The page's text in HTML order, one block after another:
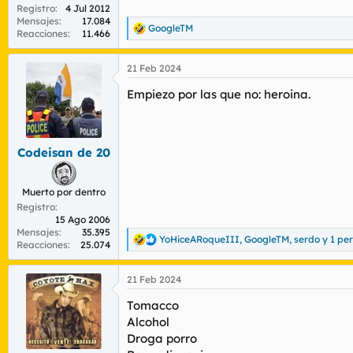
Registro
4 Jul 2012
Mensajes
17.084
Reacciones
11.466
R
e
a
c
i
GoogleTM
Codeisan de 20
Muerto por dentro
Registro
15 Ago 2006
Mensajes
35.395
Reacciones
25.074
21 Feb 2024
Empiezo por las que no: heroina.
R
e
a
c
i
o
n
e
YoHiceARoqueIII, GoogleTM, serdo y 1
21 Feb 2024
Tomacco
Alcohol
Droga porro